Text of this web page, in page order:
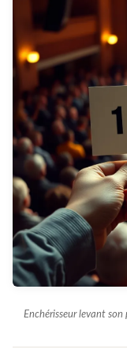
Enchérisseur levant son